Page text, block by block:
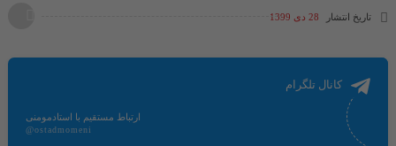
تاریخ انتشار 28 دی 1399
کانال تلگرام
ارتباط مستقیم با استادمومنی
@ostadmomeni